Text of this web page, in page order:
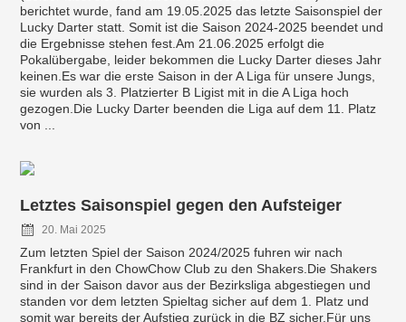
berichtet wurde, fand am 19.05.2025 das letzte Saisonspiel der
Lucky Darter statt. Somit ist die Saison 2024-2025 beendet und
die Ergebnisse stehen fest.Am 21.06.2025 erfolgt die
Pokalübergabe, leider bekommen die Lucky Darter dieses Jahr
keinen.Es war die erste Saison in der A Liga für unsere Jungs,
sie wurden als 3. Platzierter B Ligist mit in die A Liga hoch
gezogen.Die Lucky Darter beenden die Liga auf dem 11. Platz
von ...
Letztes Saisonspiel gegen den Aufsteiger
20. Mai 2025
Zum letzten Spiel der Saison 2024/2025 fuhren wir nach
Frankfurt in den ChowChow Club zu den Shakers.Die Shakers
sind in der Saison davor aus der Bezirksliga abgestiegen und
standen vor dem letzten Spieltag sicher auf dem 1. Platz und
somit war bereits der Aufstieg zurück in die BZ sicher.Für uns